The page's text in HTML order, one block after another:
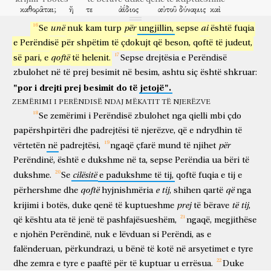
καθορᾶται;
shihen qartë
ἥ τε
qoftë
ἀΐδιος
e përhershme
αὐτοῦ
e tij
δύναμις
fuqia
καὶ
dhe
θειότης,
hyjnishmëria
εἰς
për
τὸ εἶναι
për të qenë
αὐτοὺς
ata
ἀναπολογήτους.
të pashfajësueshëm
διότι
ngaqë
γνόντες
duke njohur
τὸν Θεὸν,
Perëndinë
οὐχ
nuk
ὡς
si
Θεὸν
Perëndi
ἐδόξασαν
lëvduan
ἢ ηὐχαρίστησαν, ἀλλ’ ἐματαιώθησαν ἐν
τοῖς
διαλογισμοῖς
arsyetimet
αὐτῶν,
e tyre
καὶ
dhe
ἐσκοτίσθη
u errësua
ἡ
e paaftë për të kuptuar
αὐτῶν καρδία; φάσκοντες εἶναι σοφοὶ,
të urtë
ἐμωράνθησαν,
u marrosën
καὶ
dhe
ἤλλαξαν
ndryshuan
τὴν δόξαν
lavdinë
τοῦ ἀφθάρτου
së paprishshëm
Θεοῦ
e Perëndisë
në
ὁμοιώματι
ngjashmëri
εἰκόνος
shëmbëllese
φθαρτοῦ
të prishshëm
ἀνθρώπου,
të njeriu
καὶ
dhe
πετεινῶν,
të shpendëve
καὶ
dhe
τετραπόδων,
të katërkëmbëshave
καὶ
dhe
ἑρπετῶν.
të zvarranikëve
διὸ
prandaj
παρέδωκεν
dorëzoi
αὐτοὺς
ata
ὁ Θεὸς
Perëndia
ἐν
në
ταῖς ἐπιθυμίαις
dëshirimet
τῶν
καρδιῶν
e zemrave
αὐτῶν
të tyre
εἰς
për
ἀκαθαρσίαν,
papastërti
ἀτιμάζεσθαι
për të çnderuar
σώματα
trupat
αὐτῶν
e tyre
ἐν
ndër
αὐτοῖς;
ata
οἵτινες
të cilët
μετήλλαξαν
këmbyen
τὴν
të vërtetën
e Perëndisë me gënjeshtrën dhe
ἐσεβάσθησαν
përnderuan dhe
FUQIA SHPËTUESE E UNGJILLIT
Se unë nuk kam turp për ungjillin, sepse ai është fuqia
e Perëndisë për shpëtim të çdokujt që beson, qoftë të judeut,
së pari, e qoftë të helenit. Sepse drejtësia e Perëndisë
zbulohet në të prej besimit në besim, ashtu siç është shkruar:
"por i drejti prej besimit do të jetojë".
ZEMËRIMI I PERËNDISË NDAJ MËKATIT TË NJERËZVE
Se zemërimi i Perëndisë zbulohet nga qielli mbi çdo
papërshpirtëri dhe padrejtësi të njerëzve, që e ndrydhin të
vërtetën në padrejtësi, ngaqë çfarë mund të njihet për
Perëndinë, është e dukshme në ta, sepse Perëndia ua bëri të
dukshme.
Se cilësitë e padukshme të tij, qoftë fuqia e tij e
përhershme dhe qoftë hyjnishmëria e tij, shihen qartë që nga
krijimi i botës, duke qenë të kuptueshme prej të bërave të tij,
që kështu ata të jenë të pashfajësueshëm, ngaqë, megjithëse
e njohën Perëndinë, nuk e lëvduan si Perëndi, as e
falënderuan, përkundrazi, u bënë të kotë në arsyetimet e tyre
dhe zemra e tyre e paaftë për të kuptuar u errësua. Duke